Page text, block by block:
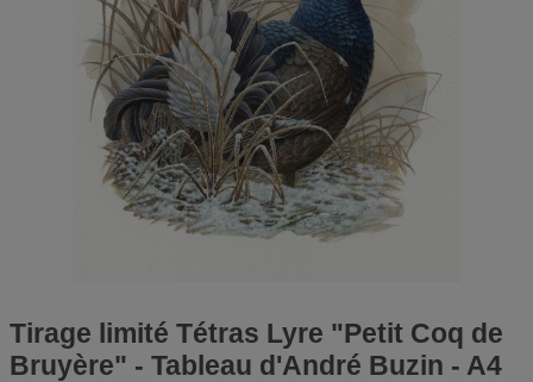
Tirage limité Tétras Lyre "Petit Coq de
Bruyère" - Tableau d'André Buzin - A4